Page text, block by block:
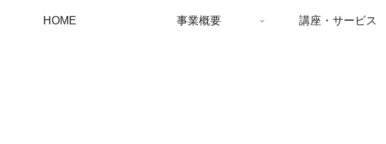
HOME 事業概要 講座・サービス